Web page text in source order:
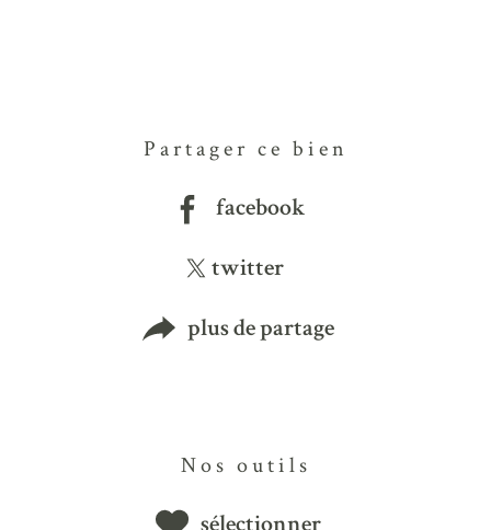
Partager ce bien
facebook
twitter
plus de partage
Nos outils